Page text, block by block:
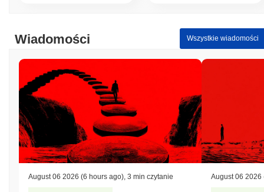
Wiadomości Wszystkie wiadomości
August 06 2026 (6 hours ago) 3 min czytanie August 06 2026